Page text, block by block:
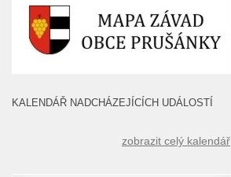
KALENDÁŘ NADCHÁZEJÍCÍCH UDÁLOSTÍ
zobrazit celý kalendář